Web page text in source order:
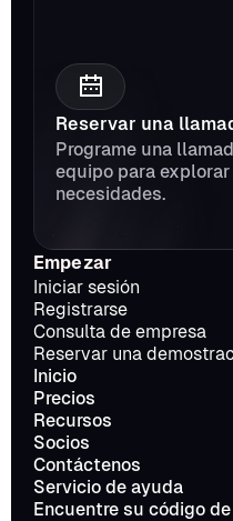
Reservar una
Programe una
equipo para
necesidades.
Empezar
Iniciar sesión
Registrarse
Consulta de empresa
Reservar una
Inicio
Precios
Recursos
Socios
Contáctenos
Servicio de ayuda
Encuentre su código